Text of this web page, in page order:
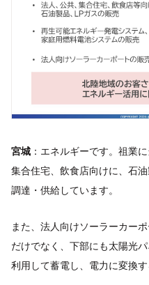
宮城 ：エネルギーです。祖業
集合住宅、飲食店向けに、石
調達・供給しています。
また、法人向けソーラーカー
だけでなく、下部にも太陽光
利用して蓄電し、電力に変換